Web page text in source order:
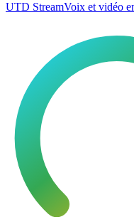
UTD StreamVoix et vidéo